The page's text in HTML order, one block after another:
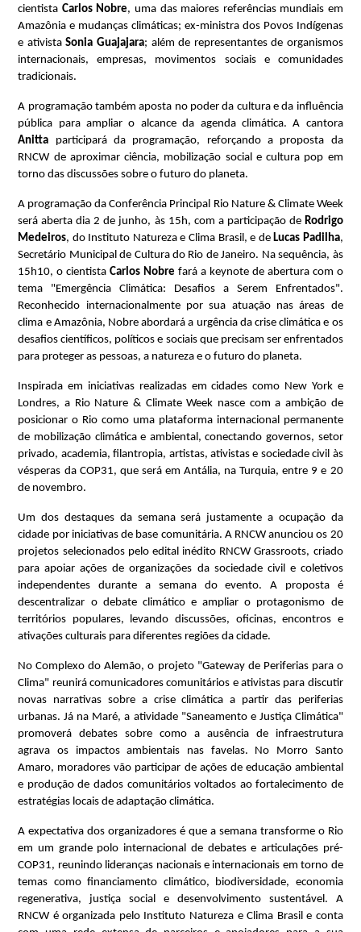
cientista Carlos Nobre, uma das maiores referências mundiais em
Amazônia e mudanças climáticas; ex-ministra dos Povos Indígenas
e ativista Sonia Guajajara; além de representantes de organismos
internacionais, empresas, movimentos sociais e comunidades
tradicionais.
A programação também aposta no poder da cultura e da influência
pública para ampliar o alcance da agenda climática. A cantora
Anitta participará da programação, reforçando a proposta da
RNCW de aproximar ciência, mobilização social e cultura pop em
torno das discussões sobre o futuro do planeta.
A programação da Conferência Principal Rio Nature & Climate Week
será aberta dia 2 de junho, às 15h, com a participação de Rodrigo
Medeiros, do Instituto Natureza e Clima Brasil, e de Lucas Padilha,
Secretário Municipal de Cultura do Rio de Janeiro. Na sequência, às
15h10, o cientista Carlos Nobre fará a keynote de abertura com o
tema "Emergência Climática: Desafios a Serem Enfrentados".
Reconhecido internacionalmente por sua atuação nas áreas de
clima e Amazônia, Nobre abordará a urgência da crise climática e os
desafios científicos, políticos e sociais que precisam ser enfrentados
para proteger as pessoas, a natureza e o futuro do planeta.
Inspirada em iniciativas realizadas em cidades como New York e
Londres, a Rio Nature & Climate Week nasce com a ambição de
posicionar o Rio como uma plataforma internacional permanente
de mobilização climática e ambiental, conectando governos, setor
privado, academia, filantropia, artistas, ativistas e sociedade civil às
vésperas da COP31, que será em Antália, na Turquia, entre 9 e 20
de novembro.
Um dos destaques da semana será justamente a ocupação da
cidade por iniciativas de base comunitária. A RNCW anunciou os 20
projetos selecionados pelo edital inédito RNCW Grassroots, criado
para apoiar ações de organizações da sociedade civil e coletivos
independentes durante a semana do evento. A proposta é
descentralizar o debate climático e ampliar o protagonismo de
territórios populares, levando discussões, oficinas, encontros e
ativações culturais para diferentes regiões da cidade.
No Complexo do Alemão, o projeto "Gateway de Periferias para o
Clima" reunirá comunicadores comunitários e ativistas para discutir
novas narrativas sobre a crise climática a partir das periferias
urbanas. Já na Maré, a atividade "Saneamento e Justiça Climática"
promoverá debates sobre como a ausência de infraestrutura
agrava os impactos ambientais nas favelas. No Morro Santo
Amaro, moradores vão participar de ações de educação ambiental
e produção de dados comunitários voltados ao fortalecimento de
estratégias locais de adaptação climática.
A expectativa dos organizadores é que a semana transforme o Rio
em um grande polo internacional de debates e articulações pré-
COP31, reunindo lideranças nacionais e internacionais em torno de
temas como financiamento climático, biodiversidade, economia
regenerativa, justiça social e desenvolvimento sustentável. A
RNCW é organizada pelo Instituto Natureza e Clima Brasil e conta